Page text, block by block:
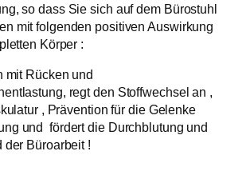
so dass Sie sich auf dem Bürostuhl
mit folgenden positiven Auswirkung
Körper :
mit Rücken und
regt den Stoffwechsel an ,
, Prävention für die Gelenke
und fördert die Durchblutung und
Büroarbeit !